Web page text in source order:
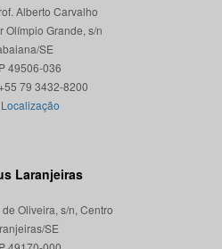
Alberto Carvalho
Olímpio Grande, s/n
SE
49506-036
Localização
Laranjeiras
Oliveira, s/n, Centro
SE